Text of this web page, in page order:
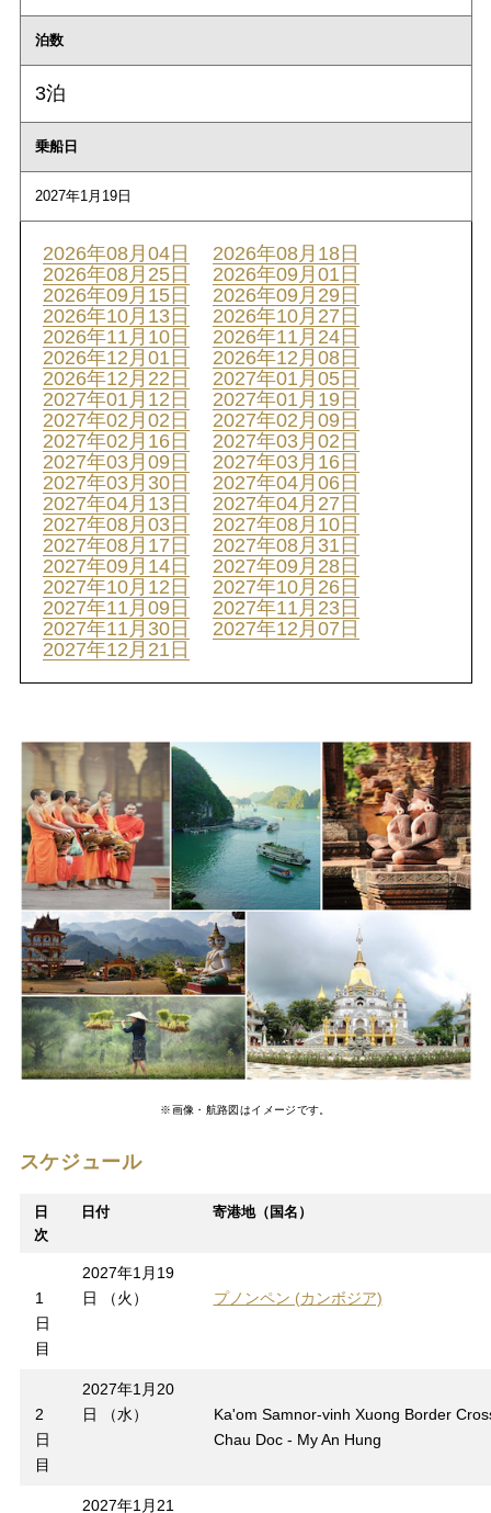
泊数
3泊
乗船日
2027年1月19日
2026年08月04日
2026年08月18日
2026年08月25日
2026年09月01日
2026年09月15日
2026年09月29日
2026年10月13日
2026年10月27日
2026年11月10日
2026年11月24日
2026年12月01日
2026年12月08日
2026年12月22日
2027年01月05日
2027年01月12日
2027年01月19日
2027年02月02日
2027年02月09日
2027年02月16日
2027年03月02日
2027年03月09日
2027年03月16日
2027年03月30日
2027年04月06日
2027年04月13日
2027年04月27日
2027年08月03日
2027年08月10日
2027年08月17日
2027年08月31日
2027年09月14日
2027年09月28日
2027年10月12日
2027年10月26日
2027年11月09日
2027年11月23日
2027年11月30日
2027年12月07日
2027年12月21日
※画像・航路図はイメージです。
スケジュール
日
次
日付 寄港地（国名）
1
日
目
2027年1月19
日 （火）
プノンペン (カンボジア)
2
日
目
2027年1月20
日 （水）
Ka'om Samnor-vinh Xuong Border
Chau Doc - My An Hung
2027年1月21